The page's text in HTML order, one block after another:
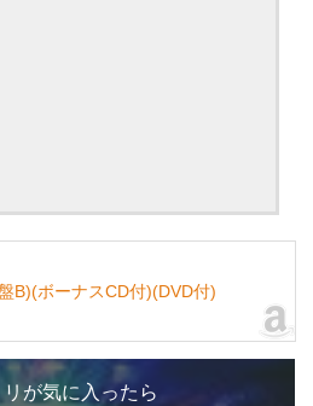
B)(ボーナスCD付)(DVD付)
が気に入ったら